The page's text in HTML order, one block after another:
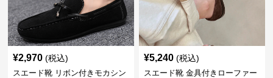
¥2,970 (税込)
スエード靴 リボン付きモカシン
¥5,240 (税込)
スエード靴 金具付きローファー